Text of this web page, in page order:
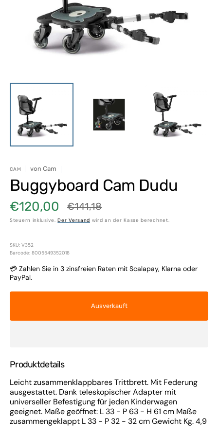
Galerieansicht
öffnen
CAM von Cam
Buggyboard Cam Dudu
Verkaufspreis
€120,00
Normaler
Preis
€141,18
Steuern inklusive.Der Versand wird an der Kasse berechnet.
SKU: V352
Barcode: 8005549352018
💳 Zahlen Sie in 3 zinsfreien Raten mit Scalapay, Klarna oder
PayPal.
Ausverkauft
Produktdetails
Leicht zusammenklappbares Trittbrett. Mit Federung
ausgestattet. Dank teleskopischer Adapter mit
universeller Befestigung für jeden Kinderwagen
geeignet. Maße geöffnet: L 33 - P 63 - H 61 cm Maße
zusammengeklappt L 33 - P 32 - 32 cm Gewicht Kg. 4,9